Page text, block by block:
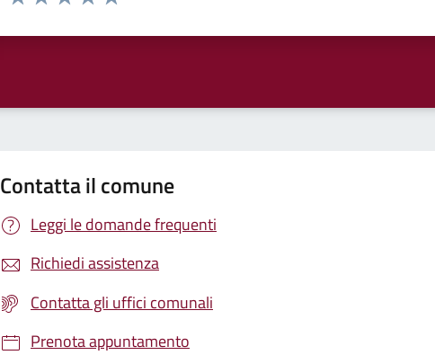
Contatta il comune
Leggi le domande frequenti
Richiedi assistenza
Contatta gli uffici comunali
Prenota appuntamento